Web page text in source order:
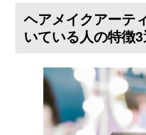
ヘアメイクアーテ
いている人の特徴